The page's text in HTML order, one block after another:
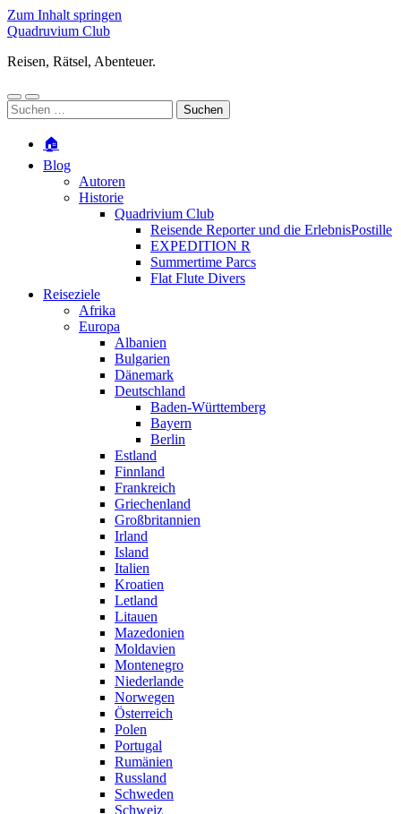
Zum Inhalt springen
Quadruvium Club
Reisen, Rätsel, Abenteuer.
Mobile-
Menü
Suchfeld
ein-/ausblenden
Suchen
nach:
🏠
Blog
Autoren
Historie
Quadrivium Club
Reisende Reporter und die ErlebnisPostille
EXPEDITION R
Summertime Parcs
Flat Flute Divers
Reiseziele
Afrika
Europa
Albanien
Bulgarien
Dänemark
Deutschland
Baden-Württemberg
Bayern
Berlin
Estland
Finnland
Frankreich
Griechenland
Großbritannien
Irland
Island
Italien
Kroatien
Letland
Litauen
Mazedonien
Moldavien
Montenegro
Niederlande
Norwegen
Österreich
Polen
Portugal
Rumänien
Russland
Schweden
Schweiz